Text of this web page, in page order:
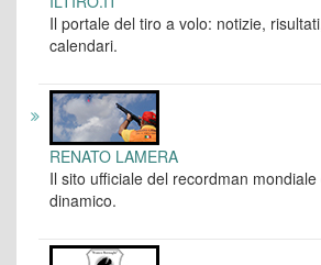
Il portale del tiro a volo: notizie,
calendari.
RENATO LAMERA
Il sito ufficiale del recordman
dinamico.